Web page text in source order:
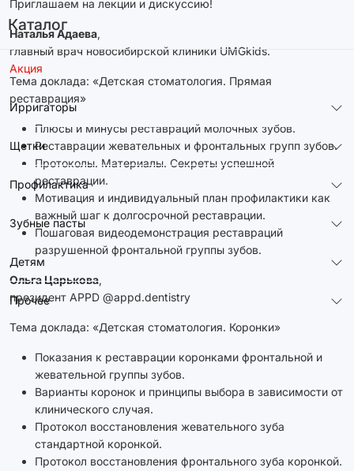
Каталог
Акция
Ирригаторы
Щетки
Профилактика
Зубные пасты
Детям
Прочее
Приглашаем на лекции и дискуссию!
Наталья Адаева,
главный врач новосибирской клиники UMGkids.
Тема доклада: «Детская стоматология. Прямая
реставрация»
Плюсы и минусы реставраций молочных зубов.
Реставрации жевательных и фронтальных групп зубов.
Протоколы. Материалы. Секреты успешной
реставрации.
Мотивация и индивидуальный план профилактики как
важный шаг к долгосрочной реставрации.
Пошаговая видеодемонстрация реставраций
разрушенной фронтальной группы зубов.
Ольга Царькова,
президент APPD @appd.dentistry
Тема доклада: «Детская стоматология. Коронки»
Показания к реставрации коронками фронтальной и
жевательной группы зубов.
Варианты коронок и принципы выбора в зависимости от
клинического случая.
Протокол восстановления жевательного зуба
стандартной коронкой.
Протокол восстановления фронтального зуба коронкой.